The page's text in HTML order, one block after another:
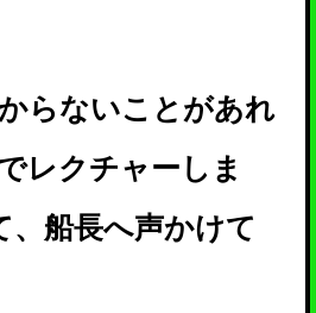
らないことがあれ
レクチャーしま
、船長へ声かけて